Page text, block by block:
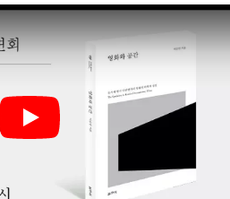
Play